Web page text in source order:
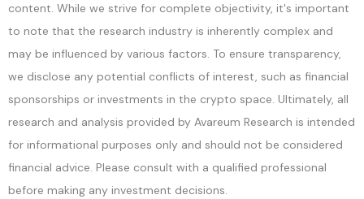
content. While we strive for complete objectivity, it's important
to note that the research industry is inherently complex and
may be influenced by various factors. To ensure transparency,
we disclose any potential conflicts of interest, such as financial
sponsorships or investments in the crypto space. Ultimately, all
research and analysis provided by Avareum Research is intended
for informational purposes only and should not be considered
financial advice. Please consult with a qualified professional
before making any investment decisions.